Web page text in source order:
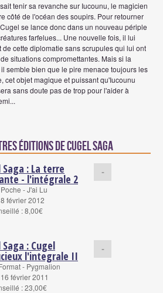
tenir sa revanche sur Iucounu, le magicien
côté de l'océan des soupirs. Pour retourner
se lance donc dans un nouveau périple
farfelues... Une nouvelle fois, il lui
cette diplomatie sans scrupules qui lui ont
situations compromettantes. Mais si la
semble bien que le pire menace toujours les
cet objet magique et puissant qu'Iucounu
sans doute pas de trop pour l'aider à
éditions de Cugel Saga
Saga : La terre
- l'intégrale 2
- J'ai Lu
février 2012
: 8,00€
-
Saga : Cugel
l'integrale II
- Pygmalion
février 2011
: 23,00€
-